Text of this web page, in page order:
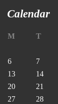
Calendar
M T
6
7
13
14
20
21
27
28